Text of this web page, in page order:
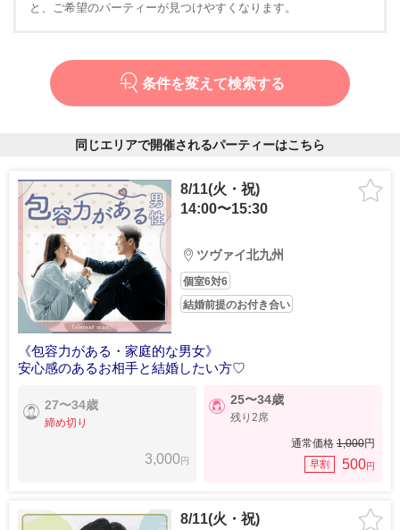
と、ご希望のパーティーが見つけやすくなります。
条件を変えて検索する
同じエリアで開催されるパーティーはこちら
8/11(火・祝)
14:00〜15:30
ツヴァイ北九州
個室6対6
結婚前提のお付き合い
《包容力がある・家庭的な男女》
安心感のあるお相手と結婚したい方♡
27〜34歳
締め切り
3,000円
25〜34歳
残り2席
通常価格 1,000円
早割 500円
8/11(火・祝)